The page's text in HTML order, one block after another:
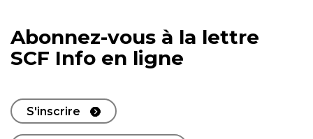
Abonnez-vous à la lettre
SCF Info en ligne
S'inscrire